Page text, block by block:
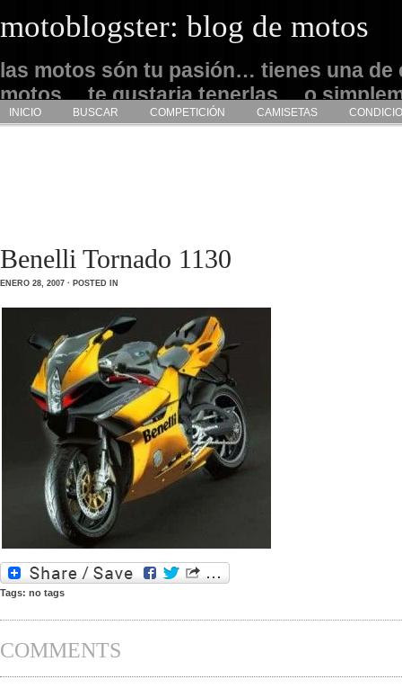
motoblogster: blog de motos
las motos són tu pasión… tienes una de
motos… te gustaria tenerlas… o
admirarlas… este es tu sitio
INICIO BUSCAR COMPETICIÓN CAMISETAS
Benelli Tornado 1130
ENERO 28, 2007 · POSTED IN
Tags: no tags
COMMENTS